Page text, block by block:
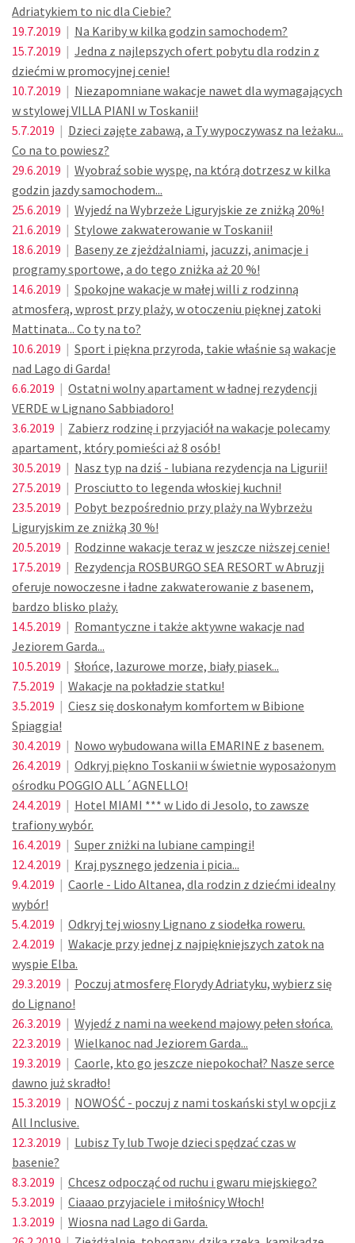
Adriatykiem to nic dla Ciebie?
19.7.2019 | Na Kariby w kilka godzin samochodem?
15.7.2019 | Jedna z najlepszych ofert pobytu dla rodzin z
dziećmi w promocyjnej cenie!
10.7.2019 | Niezapomniane wakacje nawet dla wymagających
w stylowej VILLA PIANI w Toskanii!
5.7.2019 | Dzieci zajęte zabawą, a Ty wypoczywasz na leżaku...
Co na to powiesz?
29.6.2019 | Wyobraź sobie wyspę, na którą dotrzesz w kilka
godzin jazdy samochodem...
25.6.2019 | Wyjedź na Wybrzeże Liguryjskie ze zniżką 20%!
21.6.2019 | Stylowe zakwaterowanie w Toskanii!
18.6.2019 | Baseny ze zjeżdżalniami, jacuzzi, animacje i
programy sportowe, a do tego zniżka aż 20 %!
14.6.2019 | Spokojne wakacje w małej willi z rodzinną
atmosferą, wprost przy plaży, w otoczeniu pięknej zatoki
Mattinata... Co ty na to?
10.6.2019 | Sport i piękna przyroda, takie właśnie są wakacje
nad Lago di Garda!
6.6.2019 | Ostatni wolny apartament w ładnej rezydencji
VERDE w Lignano Sabbiadoro!
3.6.2019 | Zabierz rodzinę i przyjaciół na wakacje polecamy
apartament, który pomieści aż 8 osób!
30.5.2019 | Nasz typ na dziś - lubiana rezydencja na Ligurii!
27.5.2019 | Prosciutto to legenda włoskiej kuchni!
23.5.2019 | Pobyt bezpośrednio przy plaży na Wybrzeżu
Liguryjskim ze zniżką 30 %!
20.5.2019 | Rodzinne wakacje teraz w jeszcze niższej cenie!
17.5.2019 | Rezydencja ROSBURGO SEA RESORT w Abruzji
oferuje nowoczesne i ładne zakwaterowanie z basenem,
bardzo blisko plaży.
14.5.2019 | Romantyczne i także aktywne wakacje nad
Jeziorem Garda...
10.5.2019 | Słońce, lazurowe morze, biały piasek...
7.5.2019 | Wakacje na pokładzie statku!
3.5.2019 | Ciesz się doskonałym komfortem w Bibione
Spiaggia!
30.4.2019 | Nowo wybudowana willa EMARINE z basenem.
26.4.2019 | Odkryj piękno Toskanii w świetnie wyposażonym
ośrodku POGGIO ALL´AGNELLO!
24.4.2019 | Hotel MIAMI *** w Lido di Jesolo, to zawsze
trafiony wybór.
16.4.2019 | Super zniżki na lubiane campingi!
12.4.2019 | Kraj pysznego jedzenia i picia...
9.4.2019 | Caorle - Lido Altanea, dla rodzin z dziećmi idealny
wybór!
5.4.2019 | Odkryj tej wiosny Lignano z siodełka roweru.
2.4.2019 | Wakacje przy jednej z najpiękniejszych zatok na
wyspie Elba.
29.3.2019 | Poczuj atmosferę Florydy Adriatyku, wybierz się
do Lignano!
26.3.2019 | Wyjedź z nami na weekend majowy pełen słońca.
22.3.2019 | Wielkanoc nad Jeziorem Garda...
19.3.2019 | Caorle, kto go jeszcze niepokochał? Nasze serce
dawno już skradło!
15.3.2019 | NOWOŚĆ - poczuj z nami toskański styl w opcji z
All Inclusive.
12.3.2019 | Lubisz Ty lub Twoje dzieci spędzać czas w
basenie?
8.3.2019 | Chcesz odpocząć od ruchu i gwaru miejskiego?
5.3.2019 | Ciaaao przyjaciele i miłośnicy Włoch!
1.3.2019 | Wiosna nad Lago di Garda.